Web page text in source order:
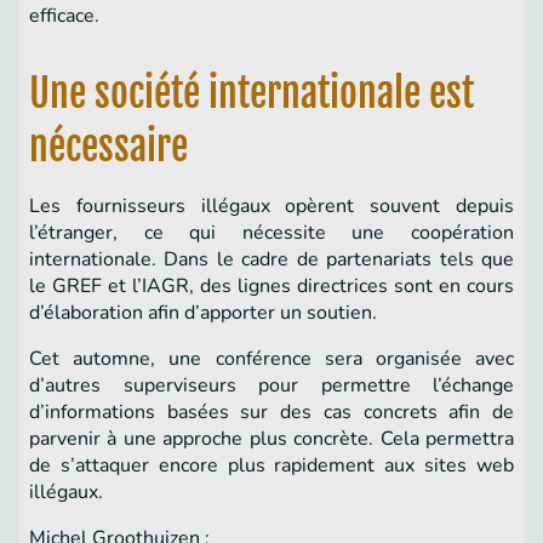
efficace.
Une société internationale est
nécessaire
Les fournisseurs illégaux opèrent souvent depuis
l’étranger, ce qui nécessite une coopération
internationale. Dans le cadre de partenariats tels que
le GREF et l’IAGR, des lignes directrices sont en cours
d’élaboration afin d’apporter un soutien.
Cet automne, une conférence sera organisée avec
d’autres superviseurs pour permettre l’échange
d’informations basées sur des cas concrets afin de
parvenir à une approche plus concrète. Cela permettra
de s’attaquer encore plus rapidement aux sites web
illégaux.